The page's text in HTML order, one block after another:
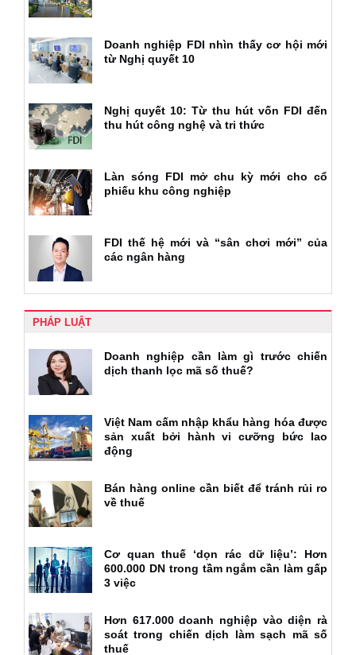
Doanh nghiệp FDI nhìn thấy cơ hội mới
từ Nghị quyết 10
Nghị quyết 10: Từ thu hút vốn FDI đến
thu hút công nghệ và tri thức
Làn sóng FDI mở chu kỳ mới cho cổ
phiếu khu công nghiệp
FDI thế hệ mới và “sân chơi mới” của
các ngân hàng
PHÁP LUẬT
Doanh nghiệp cần làm gì trước chiến
dịch thanh lọc mã số thuế?
Việt Nam cấm nhập khẩu hàng hóa được
sản xuất bởi hành vi cưỡng bức lao
động
Bán hàng online cần biết để tránh rủi ro
về thuế
Cơ quan thuế ‘dọn rác dữ liệu’: Hơn
600.000 DN trong tầm ngắm cần làm gấp
3 việc
Hơn 617.000 doanh nghiệp vào diện rà
soát trong chiến dịch làm sạch mã số
thuế